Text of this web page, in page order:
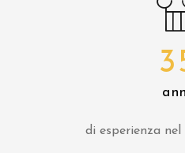
di esperienza